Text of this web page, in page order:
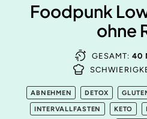
Foodpunk
ohne
GESAMT: 40
ABNEHMEN DETOX
INTERVALLFASTEN KETO